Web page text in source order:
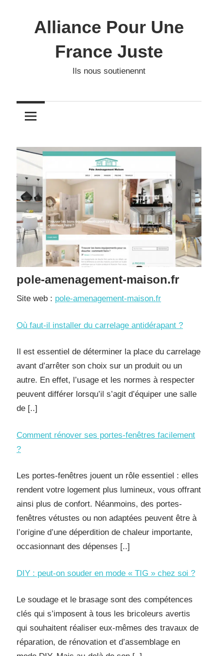
contentAlliance Pour Une
France Juste
Ils nous soutienennt
pole-amenagement-maison.fr
Site web : pole-amenagement-maison.fr
Où faut-il installer du carrelage antidérapant ?
Il est essentiel de déterminer la place du carrelage
avant d’arrêter son choix sur un produit ou un
autre. En effet, l’usage et les normes à respecter
peuvent différer lorsqu’il s’agit d’équiper une salle
de [..]
Comment rénover ses portes-fenêtres facilement
?
Les portes-fenêtres jouent un rôle essentiel : elles
rendent votre logement plus lumineux, vous offrant
ainsi plus de confort. Néanmoins, des portes-
fenêtres vétustes ou non adaptées peuvent être à
l’origine d’une déperdition de chaleur importante,
occasionnant des dépenses [..]
DIY : peut-on souder en mode « TIG » chez soi ?
Le soudage et le brasage sont des compétences
clés qui s’imposent à tous les bricoleurs avertis
qui souhaitent réaliser eux-mêmes des travaux de
réparation, de rénovation et d’assemblage en